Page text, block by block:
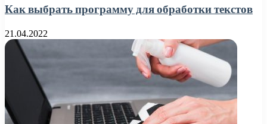
Как выбрать программу для обработки текстов
21.04.2022